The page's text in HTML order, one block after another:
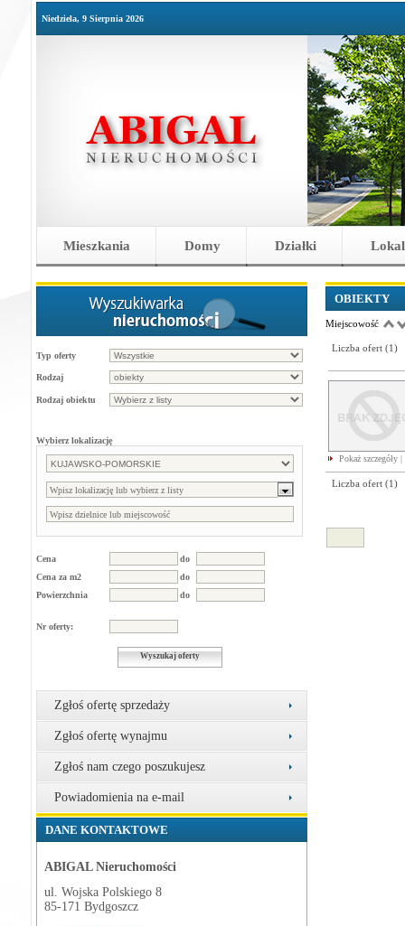
Niedziela, 9 Sierpnia 2026
Mieszkania Domy Działki
Typ oferty
Rodzaj
Rodzaj obiektu
Wybierz lokalizację
Cena
do
Cena za m2
do
Powierzchnia
do
Nr oferty:
Wyszukaj oferty
Zgłoś ofertę sprzedaży
Zgłoś ofertę wynajmu
Zgłoś nam czego poszukujesz
Powiadomienia na e-mail
DANE KONTAKTOWE
ABIGAL Nieruchomości
ul. Wojska Polskiego 8
85-171 Bydgoszcz
OBIEKTY
Miejscowość
Liczba ofert (1)
Pokaż szczegóły |
Liczba ofert (1)